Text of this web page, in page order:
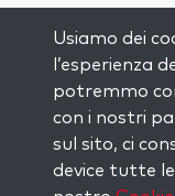
RIMANI
Iscriviti alla
ispirazione
casella di
Usiamo dei
l’esperienza
potremmo
con i nostri
sul sito, ci
device tutte